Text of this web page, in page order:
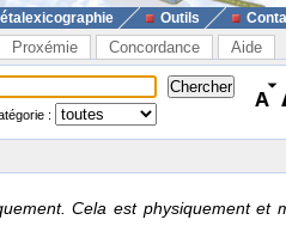
Outils
Proxémie Concordance Aide
:
Cela est physiquement et